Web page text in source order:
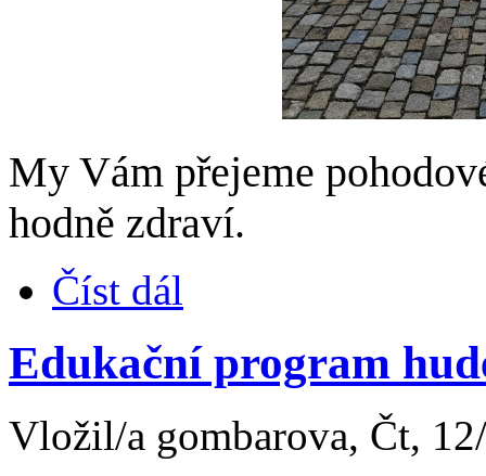
My Vám přejeme
hodně zdraví.
Číst dál
Edukační program
Vložil/a gombarova, Čt,